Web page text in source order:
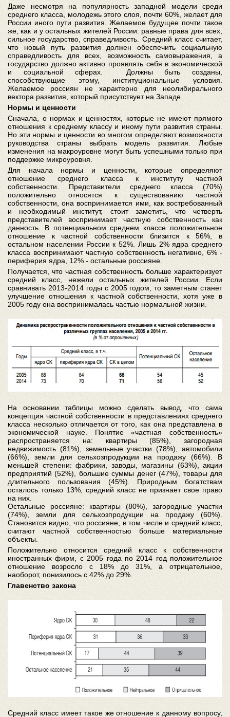
Даже несмотря на популярность западной модели среди
среднего класса, молодежь этого слоя, почти 60%, желает для
России иного пути развития. Желаемое будущее почти такое
же, как и у остальных жителей России: равные права для всех,
сильное государство, справедливость. Средний класс считает,
что новый путь развития должен обеспечить социальную
справедливость для всех, возможность самовыражения, а
государство должно активно проявлять себя в экономической
и социальной сферах. Должны быть созданы,
способствующие этому, институциональные условия.
Желаемое россиян не характерно для неолибирального
вектора развития, который присутствует на Западе.
Нормы и ценности
Сначала, о нормах и ценностях, которые не имеют прямого
отношения к среднему классу и иному пути развития страны.
Но эти нормы и ценности во многом определяют возможности
руководства страны выбрать модель развития. Любые
изменения на макроуровне могут быть успешными только при
поддержке микроуровня.
Для начала нормы и ценности, которые определяют
отношение среднего класса к институту частной
собственности. Представители среднего класса (70%)
положительно относятся к существованию частной
собственности, она воспринимается ими, как востребованный
и необходимый институт, стоит заметить, что четверть
представителей воспринимает частную собственность как
данность. В потенциальном среднем классе положительное
отношение к частной собственности близится к 56%, в
остальном населении России к 52%. Лишь 2% ядра среднего
класса воспринимают частную собственность негативно, 6% -
периферия ядра, 12% - остальные россияне.
Получается, что частная собственность больше характеризует
средний класс, нежели остальных жителей России. Если
сравнивать 2013-2014 годы с 2005 годом, то заметным станет
улучшение отношения к частной собственности, хотя уже в
2005 году она воспринималась частью нормальной жизни.
На основании таблицы можно сделать вывод, что сама
концепция частной собственности в представлениях среднего
класса несколько отличается от того, как она представлена в
экономической науке. Понятие «частная собственность»
распространяется на: квартиры (85%), загородная
недвижимость (81%), земельные участки (78%), автомобили
(66%), земли для сельхозпродукции на продажу (66%). В
меньшей степени: фабрики, заводы, магазины (63%), акции
предприятий (52%), большие суммы денег (47%), товары для
длительного пользования (45%). Природным богатствам
осталось только 13%, средний класс не признает свое право
на них.
Остальные россияне: квартиры (80%), загородные участки
(74%), земли для сельхозпродукции на продажу (60%).
Становится видно, что россияне, в том числе и средний класс,
считают частной собственностью больше материальные
объекты.
Положительно относится средний класс к собственности
иностранных фирм, с 2005 года по 2014 год положительное
отношение возросло с 18% до 31%, а отрицательное,
наоборот, понизилось с 42% до 29%.
Главенство закона
Средний класс имеет такое же отношение к данному вопросу,